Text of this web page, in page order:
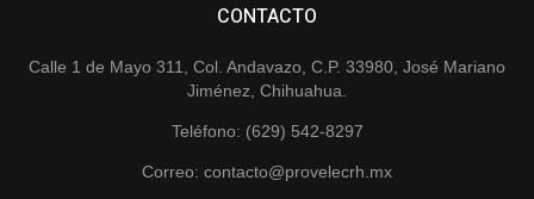
CONTACTO
Calle 1 de Mayo 311, Col. Andavazo, C.P. 33980, José Mariano
Jiménez, Chihuahua.
Teléfono: (629) 542-8297
Correo: contacto@provelecrh.mx